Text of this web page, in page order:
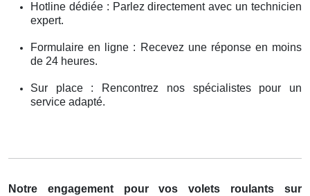
Hotline dédiée : Parlez directement avec un technicien
expert.
Formulaire en ligne : Recevez une réponse en moins
de 24 heures.
Sur place : Rencontrez nos spécialistes pour un
service adapté.
Notre engagement pour vos volets roulants sur